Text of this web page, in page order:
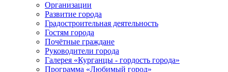
Организации
Развитие города
Градостроительная деятельность
Гостям города
Почётные граждане
Руководители города
Галерея «Курганцы - гордость города»
Программа «Любимый город»